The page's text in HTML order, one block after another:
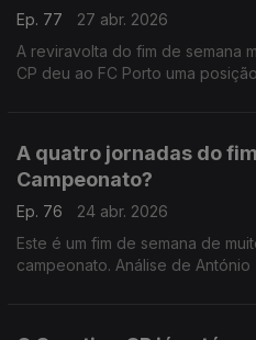
Ep. 77
27 abr. 2026
A reviravolta do fim de semana
CP deu ao FC Porto uma
A quatro jornadas do
Campeonato?
Ep. 76
24 abr. 2026
Este é um fim de semana de
campeonato. Análise de António